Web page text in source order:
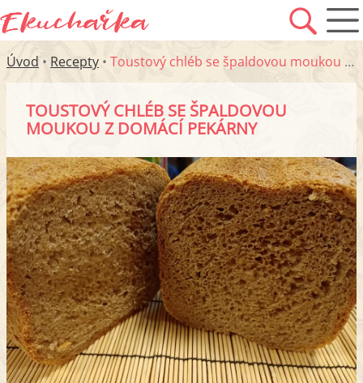
Úvod • Recepty • Toustový chléb se špaldovou moukou z domácí pekárny
TOUSTOVÝ CHLÉB SE ŠPALDOVOU
MOUKOU Z DOMÁCÍ PEKÁRNY